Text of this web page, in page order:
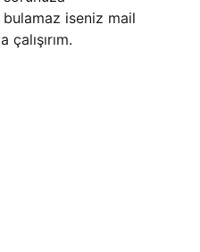
iseniz mail